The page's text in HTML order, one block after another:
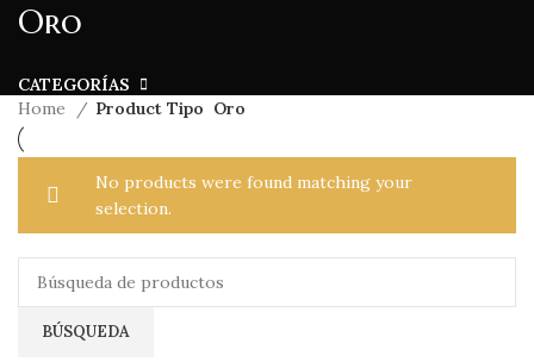
Oro
CATEGORÍAS
Home Product Tipo Oro
No products were found matching your
selection.
BÚSQUEDA